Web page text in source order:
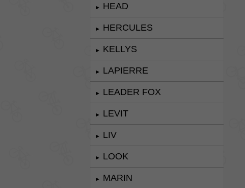
► HEAD
► HERCULES
► KELLYS
► LAPIERRE
► LEADER FOX
► LEVIT
► LIV
► LOOK
► MARIN